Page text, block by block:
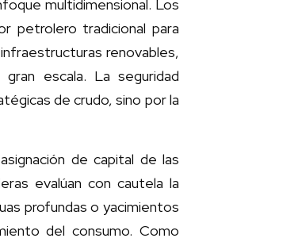
multidimensional. Los
petrolero tradicional para
renovables,
escala. La seguridad
de crudo, sino por la
de capital de las
evalúan con cautela la
profundas o yacimientos
del consumo. Como